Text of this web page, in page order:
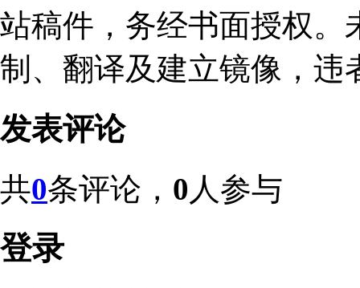
站稿件，务经书面授权。
制、翻译及建立镜像，违
发表评论
共0条评论， 0 人参与
登录